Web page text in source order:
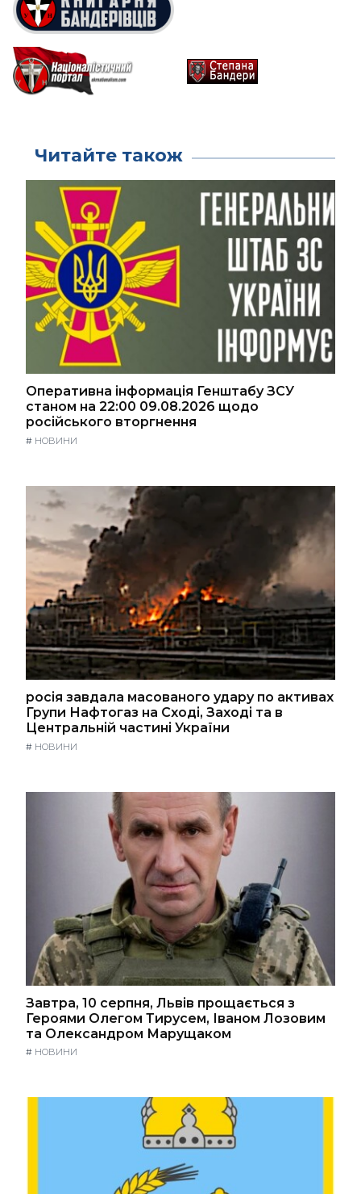
Читайте також
Оперативна інформація Генштабу ЗСУ
станом на 22:00 09.08.2026 щодо
російського вторгнення
# НОВИНИ
росія завдала масованого удару по активах
Групи Нафтогаз на Сході, Заході та в
Центральній частині України
# НОВИНИ
Завтра, 10 серпня, Львів прощається з
Героями Олегом Тирусем, Іваном Лозовим
та Олександром Марущаком
# НОВИНИ